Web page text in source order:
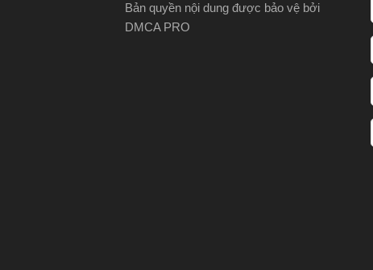
Bản quyền nội dung được bảo vệ bởi
DMCA PRO